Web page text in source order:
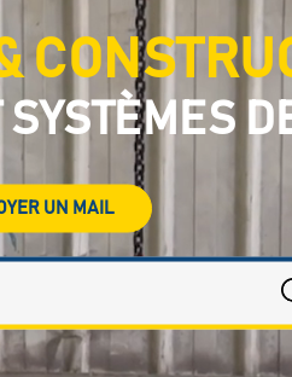
UN MAIL